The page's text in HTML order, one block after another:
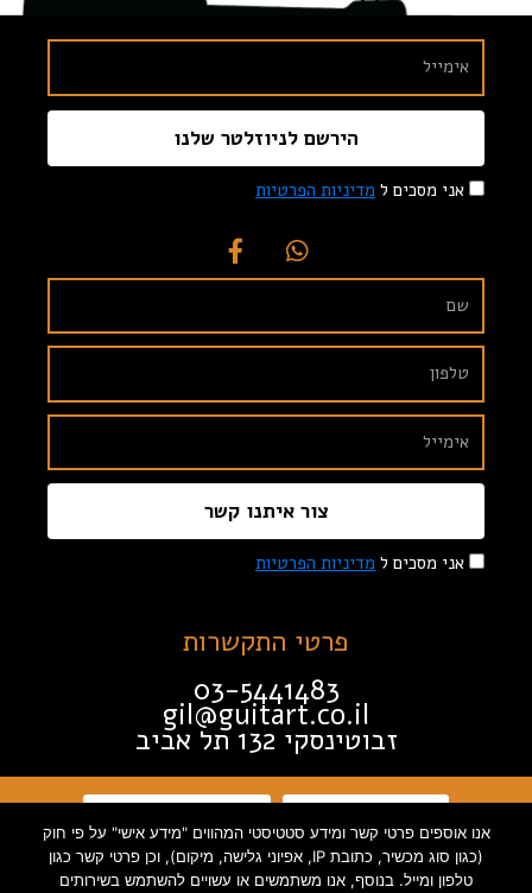
אני מסכים ל מדיניות הפרטיות
הירשם לניוזלטר שלנו
אני מסכים ל מדיניות הפרטיות
צור איתנו קשר
פרטי התקשרות
03-5441483
gil@guitart.co.il
זבוטינסקי 132 תל אביב
הצהרת נגישות
מדיניות פרטיות
אנו אוספים פרטי קשר ומידע סטטיסטי המהווים "מידע אישי" על פי חוק
(כגון סוג מכשיר, כתובת IP, אפיוני גלישה, מיקום), וכן פרטי קשר כגון
טלפון ומייל. בנוסף, אנו משתמשים או עשויים להשתמש בשירותים